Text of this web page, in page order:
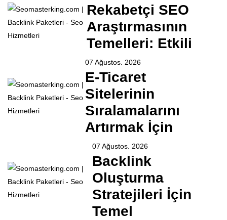
Rekabetçi SEO
Araştırmasının
Temelleri: Etkili
07 Ağustos. 2026
E-Ticaret
Sitelerinin
Sıralamalarını
Artırmak İçin
07 Ağustos. 2026
Backlink
Oluşturma
Stratejileri İçin
Temel